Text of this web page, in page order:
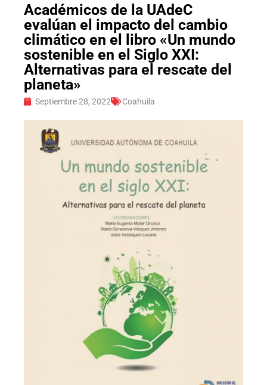
Académicos de la UAdeC
evalúan el impacto del cambio
climático en el libro «Un mundo
sostenible en el Siglo XXI:
Alternativas para el rescate del
planeta»
Septiembre 28, 2022 Coahuila